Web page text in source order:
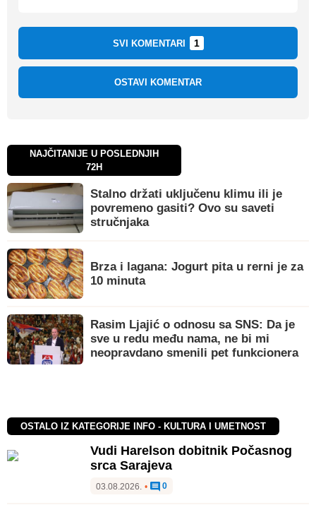
SVI KOMENTARI 1
OSTAVI KOMENTAR
NAJČITANIJE U POSLEDNJIH
72H
Stalno držati uključenu klimu ili je
povremeno gasiti? Ovo su saveti
stručnjaka
Brza i lagana: Jogurt pita u rerni je za
10 minuta
Rasim Ljajić o odnosu sa SNS: Da je
sve u redu među nama, ne bi mi
neopravdano smenili pet funkcionera
OSTALO IZ KATEGORIJE INFO - KULTURA I UMETNOST
Vudi Harelson dobitnik Počasnog
srca Sarajeva
03.08.2026. • 0